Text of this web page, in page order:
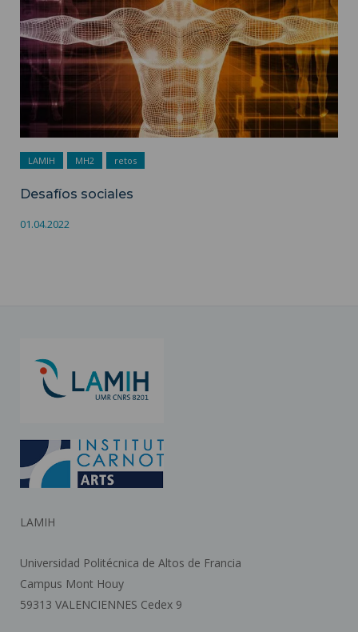
LAMIH MH2 retos
Desafíos sociales
01.04.2022
LAMIH
Universidad Politécnica de Altos de Francia
Campus Mont Houy
59313 VALENCIENNES Cedex 9